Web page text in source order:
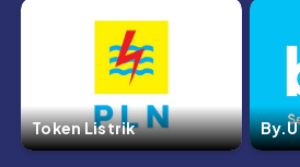
Token Listrik By.U